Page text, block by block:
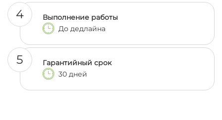
4
Выполнение работы
До дедлайна
5
Гарантийный срок
30 дней